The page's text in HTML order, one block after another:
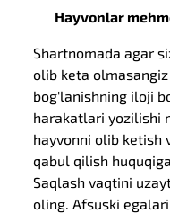
Hayvonlar
Shartnomada agar
olib keta
bog'lanishning iloji
harakatlari yozilishi
hayvonni olib ketish
qabul qilish
Saqlash vaqtini
oling. Afsuski